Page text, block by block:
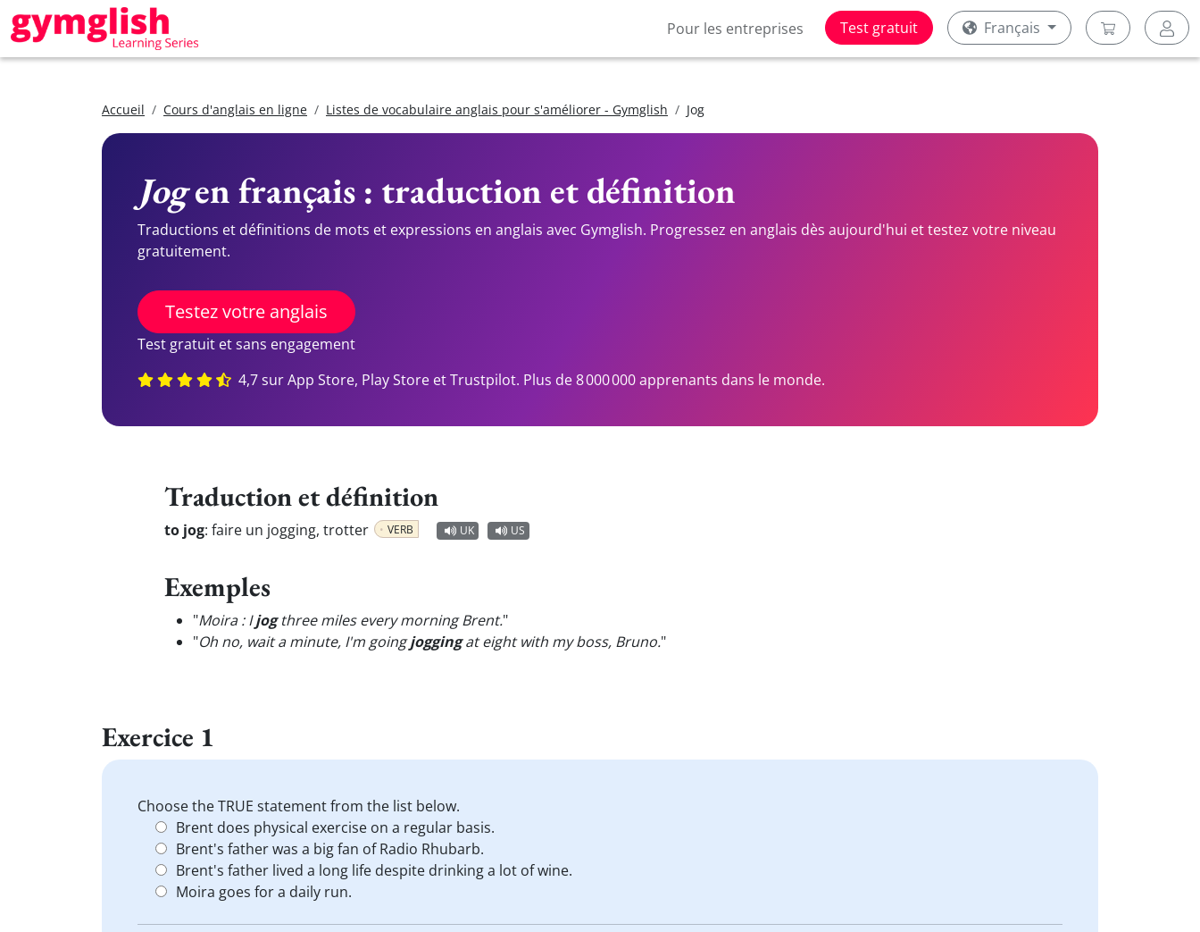
Pour les entreprises Test gratuit Français
Accueil Cours d'anglais en ligne Listes de vocabulaire anglais pour s'améliorer - Gymglish Jog
Jogen français : traduction et définition
Traductions et définitions de mots et expressions en anglais avec Gymglish. Progressez en anglais dès aujourd'hui et testez votre niveau
gratuitement.
Testez votre anglais
Test gratuit et sans engagement
4,7 sur App Store, Play Store et Trustpilot. Plus de 8 000 000 apprenants dans le monde.
Traduction et définition
to jog: faire un jogging, trotter VERB UK US
Exemples
"Moira : Ijogthree miles every morning Brent."
"Oh no, wait a minute, I'm goingjoggingat eight with my boss, Bruno."
Exercice 1
Choose the TRUE statement from the list below.
Brent does physical exercise on a regular basis.
Brent's father was a big fan of Radio Rhubarb.
Brent's father lived a long life despite drinking a lot of wine.
Moira goes for a daily run.